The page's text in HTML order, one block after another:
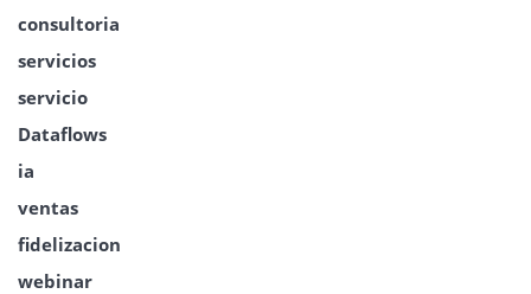
consultoria
servicios
servicio
Dataflows
ia
ventas
fidelizacion
webinar